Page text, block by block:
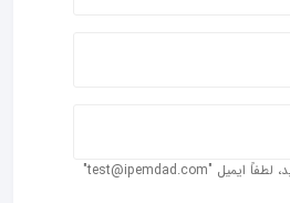
در صورتی که ایمیل ندارید، لطفاً ایمیل "test@ipemdad.com"